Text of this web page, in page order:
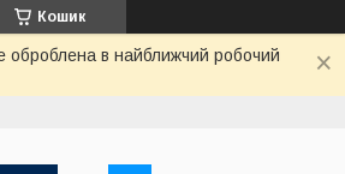
Кошик
оброблена в найближчий робочий